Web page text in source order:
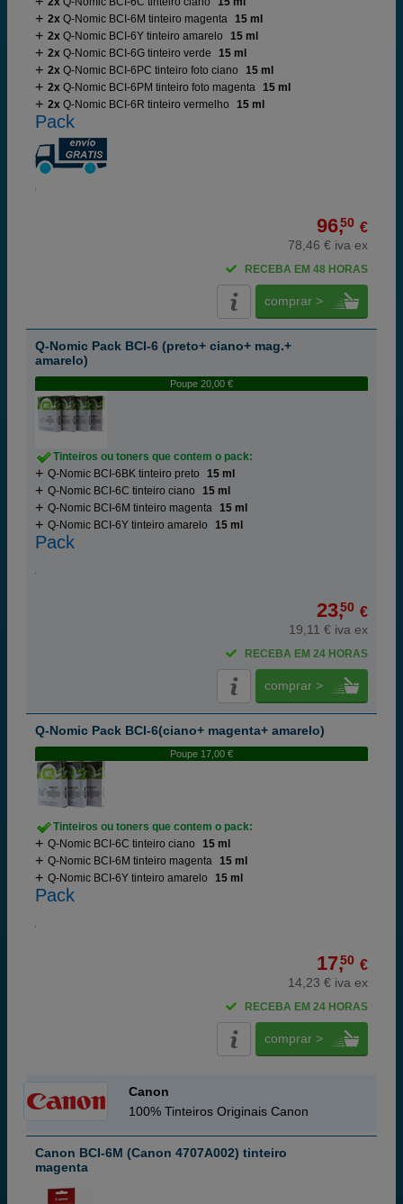
2x Q-Nomic BCI-6M tinteiro magenta 15 ml
2x Q-Nomic BCI-6Y tinteiro amarelo
15 ml
2x Q-Nomic BCI-6G tinteiro verde
15 ml
2x Q-Nomic BCI-6PC tinteiro foto ciano
15 ml
2x Q-Nomic BCI-6PM tinteiro foto magenta 15 ml
2x Q-Nomic BCI-6R tinteiro vermelho 15 ml
Pack
96,50 €
78,46 € iva ex
RECEBA EM 48 HORAS
comprar >
Q-Nomic Pack BCI-6 (preto+ ciano+ mag.+
amarelo)
Poupe 20,00 €
Tinteiros ou toners que contem o pack:
Q-Nomic BCI-6BK tinteiro preto
15 ml
Q-Nomic BCI-6C tinteiro ciano
15 ml
Q-Nomic BCI-6M tinteiro magenta 15 ml
Q-Nomic BCI-6Y tinteiro amarelo
15 ml
Pack
23,50 €
19,11 € iva ex
RECEBA EM 24 HORAS
comprar >
Q-Nomic Pack BCI-6(ciano+ magenta+ amarelo)
Poupe 17,00 €
Tinteiros ou toners que contem o pack:
Q-Nomic BCI-6C tinteiro ciano
15 ml
Q-Nomic BCI-6M tinteiro magenta 15 ml
Q-Nomic BCI-6Y tinteiro amarelo
15 ml
Pack
17,50 €
14,23 € iva ex
RECEBA EM 24 HORAS
comprar >
Canon
100% Tinteiros Originais Canon
Canon BCI-6M (Canon 4707A002) tinteiro
magenta